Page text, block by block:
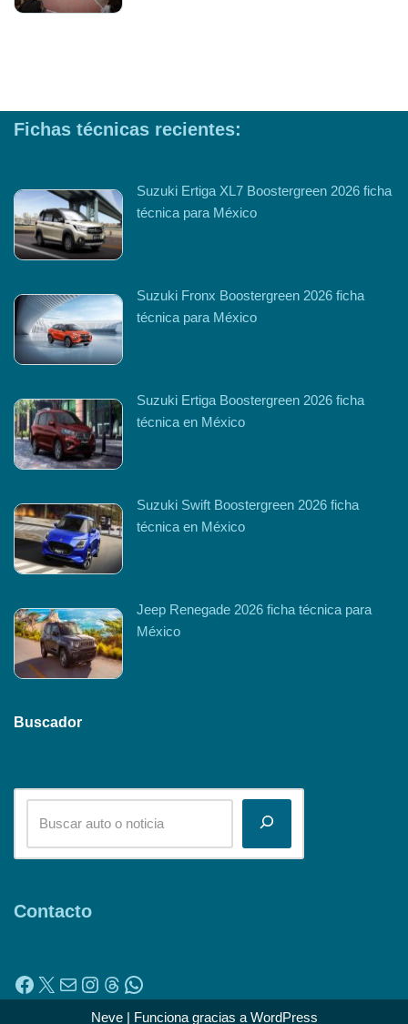
Fichas técnicas recientes:
Suzuki Ertiga XL7 Boostergreen 2026 ficha
técnica para México
Suzuki Fronx Boostergreen 2026 ficha
técnica para México
Suzuki Ertiga Boostergreen 2026 ficha
técnica en México
Suzuki Swift Boostergreen 2026 ficha
técnica en México
Jeep Renegade 2026 ficha técnica para
México
Buscador
Contacto
Neve| Funciona gracias a WordPress